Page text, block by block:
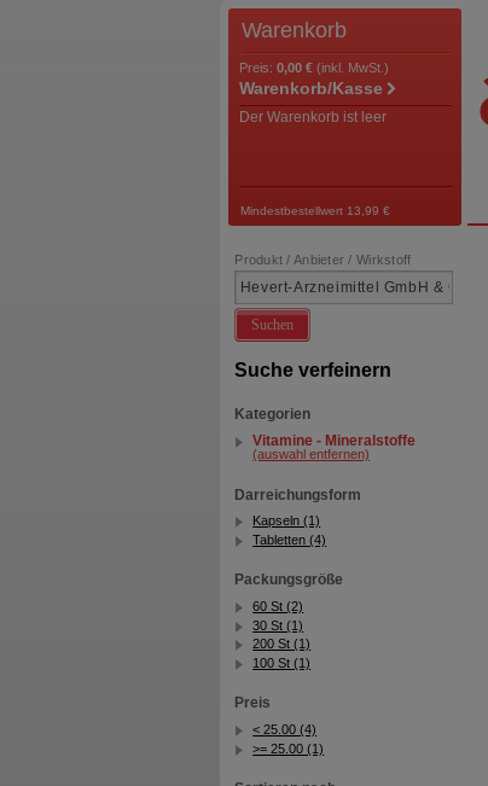
Warenkorb
Preis: 0,00 € (inkl. MwSt.)
Warenkorb/Kasse
Der Warenkorb ist leer
Mindestbestellwert 13,99 €
Produkt / Anbieter / Wirkstoff
Suchen
Suche verfeinern
Kategorien
Vitamine - Mineralstoffe
(auswahl entfernen)
Darreichungsform
Kapseln (1)
Tabletten (4)
Packungsgröße
60 St (2)
30 St (1)
200 St (1)
100 St (1)
Preis
< 25.00 (4)
>= 25.00 (1)